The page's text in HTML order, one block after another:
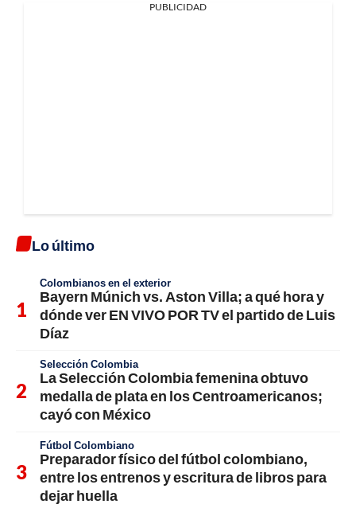
PUBLICIDAD
Lo último
Colombianos en el exterior
Bayern Múnich vs. Aston Villa; a qué hora y
dónde ver EN VIVO POR TV el partido de Luis
Díaz
Selección Colombia
La Selección Colombia femenina obtuvo
medalla de plata en los Centroamericanos;
cayó con México
Fútbol Colombiano
Preparador físico del fútbol colombiano,
entre los entrenos y escritura de libros para
dejar huella